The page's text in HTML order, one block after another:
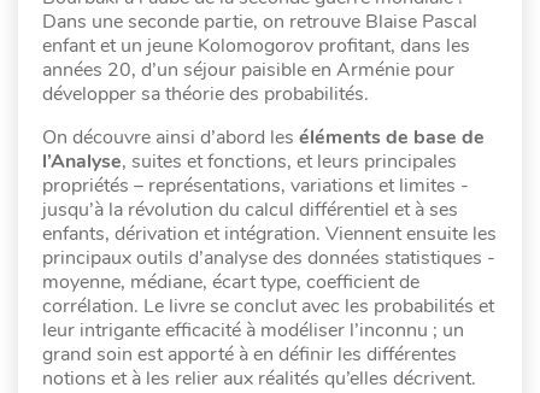
Dans une seconde partie, on retrouve Blaise Pascal
enfant et un jeune Kolomogorov profitant, dans les
années 20, d’un séjour paisible en Arménie pour
développer sa théorie des probabilités.
On découvre ainsi d’abord les éléments de base de
l’Analyse, suites et fonctions, et leurs principales
propriétés – représentations, variations et limites -
jusqu’à la révolution du calcul différentiel et à ses
enfants, dérivation et intégration. Viennent ensuite les
principaux outils d’analyse des données statistiques -
moyenne, médiane, écart type, coefficient de
corrélation. Le livre se conclut avec les probabilités et
leur intrigante efficacité à modéliser l’inconnu ; un
grand soin est apporté à en définir les différentes
notions et à les relier aux réalités qu’elles décrivent.